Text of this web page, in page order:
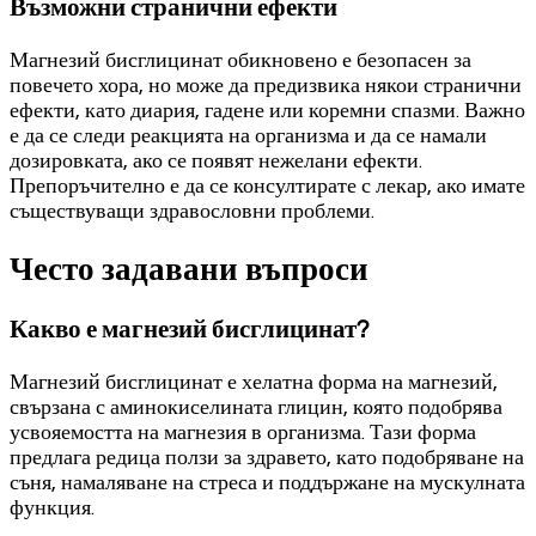
Възможни странични ефекти
Магнезий бисглицинат обикновено е безопасен за
повечето хора, но може да предизвика някои странични
ефекти, като диария, гадене или коремни спазми. Важно
е да се следи реакцията на организма и да се намали
дозировката, ако се появят нежелани ефекти.
Препоръчително е да се консултирате с лекар, ако имате
съществуващи здравословни проблеми.
Често задавани въпроси
Какво е магнезий бисглицинат?
Магнезий бисглицинат е хелатна форма на магнезий,
свързана с аминокиселината глицин, която подобрява
усвояемостта на магнезия в организма. Тази форма
предлага редица ползи за здравето, като подобряване на
съня, намаляване на стреса и поддържане на мускулната
функция.